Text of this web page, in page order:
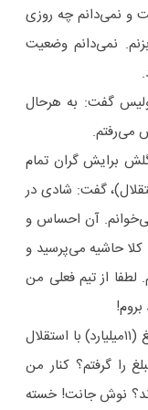
و نمی‌دانم چه روزی
نمی‌دانم وضعیت
گفت: به هرحال
می‌رفتم‌.
برایش گران تمام
با استقلال)، گفت: شادی در
آن احساس و
حاشیه می‌پرسید و
از تیم فعلی من
او در پایان راجع به اینکه با دریافت یک مبلغ (۱۱میلیارد) با استقلال
را گرفتم؟ کنار من
نوش جانت! خسته